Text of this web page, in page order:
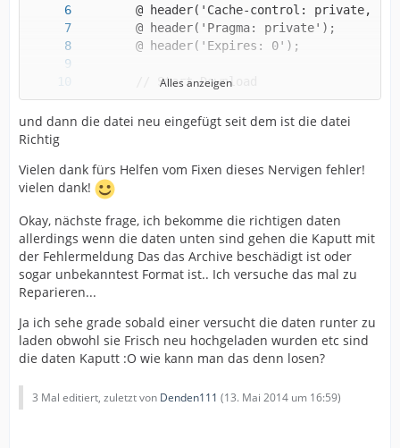
Alles anzeigen
und dann die datei neu eingefügt seit dem ist die datei
Richtig
Vielen dank fürs Helfen vom Fixen dieses Nervigen fehler!
vielen dank!
Okay, nächste frage, ich bekomme die richtigen daten
allerdings wenn die daten unten sind gehen die Kaputt mit
der Fehlermeldung Das das Archive beschädigt ist oder
sogar unbekanntest Format ist.. Ich versuche das mal zu
Reparieren...
Ja ich sehe grade sobald einer versucht die daten runter zu
laden obwohl sie Frisch neu hochgeladen wurden etc sind
die daten Kaputt :O wie kann man das denn losen?
3 Mal editiert, zuletzt von Denden111 (13. Mai 2014 um 16:59)